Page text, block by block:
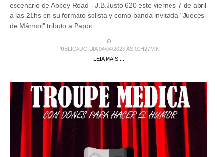
escenario de Abbey Road - J.B.Justo 620 este viernes 7 de abril
a las 21hs en su formato solista y como banda invitada "Jueces
de Mármol" tributo a Pappo.
PUBLICADO DIA 04/04/2023 ÀS 01H27MIN
LEIA MAIS ...